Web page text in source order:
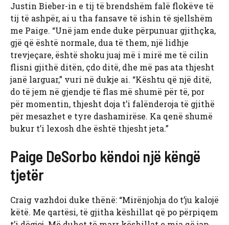
Justin Bieber-in e tij të brendshëm falë flokëve të
tij të ashpër, ai u tha fansave të ishin të sjellshëm
me Paige. “Unë jam ende duke përpunuar gjithçka,
gjë që është normale, dua të them, një lidhje
trevjeçare, është shoku juaj më i mirë me të cilin
flisni gjithë ditën, çdo ditë, dhe më pas ata thjesht
janë larguar,” vuri në dukje ai. “Kështu që një ditë,
do të jem në gjendje të flas më shumë për të, por
për momentin, thjesht doja t’i falënderoja të gjithë
për mesazhet e tyre dashamirëse. Ka qenë shumë
bukur t’i lexosh dhe është thjesht jeta.”
Paige DeSorbo këndoi një këngë
tjetër
Craig vazhdoi duke thënë: “Mirënjohja do t’ju kalojë
këtë. Me qartësi, të gjitha këshillat që po përpiqem